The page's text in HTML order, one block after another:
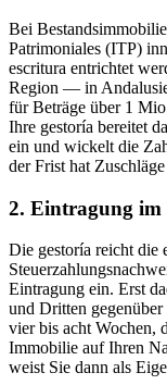
Bei
Patrimoniales (ITP)
escritura entrichtet
Region — in
für Beträge über 1
Ihre gestoría bereitet
ein und wickelt die
der Frist hat
2. Eintragung im
Die gestoría reicht die
Eintragung ein. Erst
und Dritten
vier bis acht Wochen,
Immobilie auf Ihren
weist Sie dann als